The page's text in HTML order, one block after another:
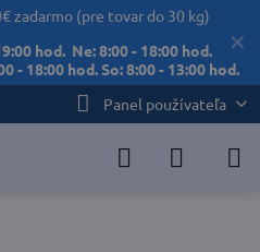
✕
zadarmo (pre tovar do 30 kg)
hod. Ne: 8:00 - 18:00 hod.
- 18:00 hod. So: 8:00 - 13:00 hod.
Panel používateľa